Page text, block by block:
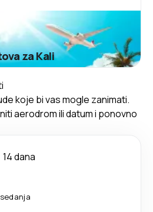
za Kali
koje bi vas mogle zanimati.
aerodrom ili datum i ponovno
14 dana